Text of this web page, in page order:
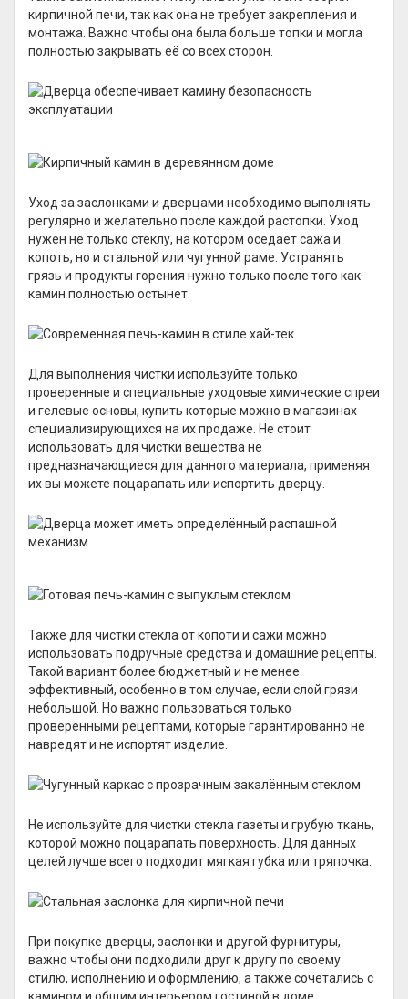
кирпичной печи, так как она не требует закрепления и
монтажа. Важно чтобы она была больше топки и могла
полностью закрывать её со всех сторон.
Уход за заслонками и дверцами необходимо выполнять
регулярно и желательно после каждой растопки. Уход
нужен не только стеклу, на котором оседает сажа и
копоть, но и стальной или чугунной раме. Устранять
грязь и продукты горения нужно только после того как
камин полностью остынет.
Для выполнения чистки используйте только
проверенные и специальные уходовые химические спреи
и гелевые основы, купить которые можно в магазинах
специализирующихся на их продаже. Не стоит
использовать для чистки вещества не
предназначающиеся для данного материала, применяя
их вы можете поцарапать или испортить дверцу.
Также для чистки стекла от копоти и сажи можно
использовать подручные средства и домашние рецепты.
Такой вариант более бюджетный и не менее
эффективный, особенно в том случае, если слой грязи
небольшой. Но важно пользоваться только
проверенными рецептами, которые гарантированно не
навредят и не испортят изделие.
Не используйте для чистки стекла газеты и грубую ткань,
которой можно поцарапать поверхность. Для данных
целей лучше всего подходит мягкая губка или тряпочка.
При покупке дверцы, заслонки и другой фурнитуры,
важно чтобы они подходили друг к другу по своему
стилю, исполнению и оформлению, а также сочетались с